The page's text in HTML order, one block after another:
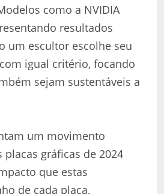
como a NVIDIA
resultados
um escultor escolhe seu
igual critério, focando
sejam sustentáveis a
um movimento
gráficas de 2024
que estas
de cada placa,